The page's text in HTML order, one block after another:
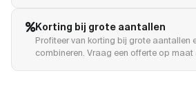
Korting bij grote aantallen
Profiteer van korting bij grote aantallen
combineren. Vraag een offerte op maat